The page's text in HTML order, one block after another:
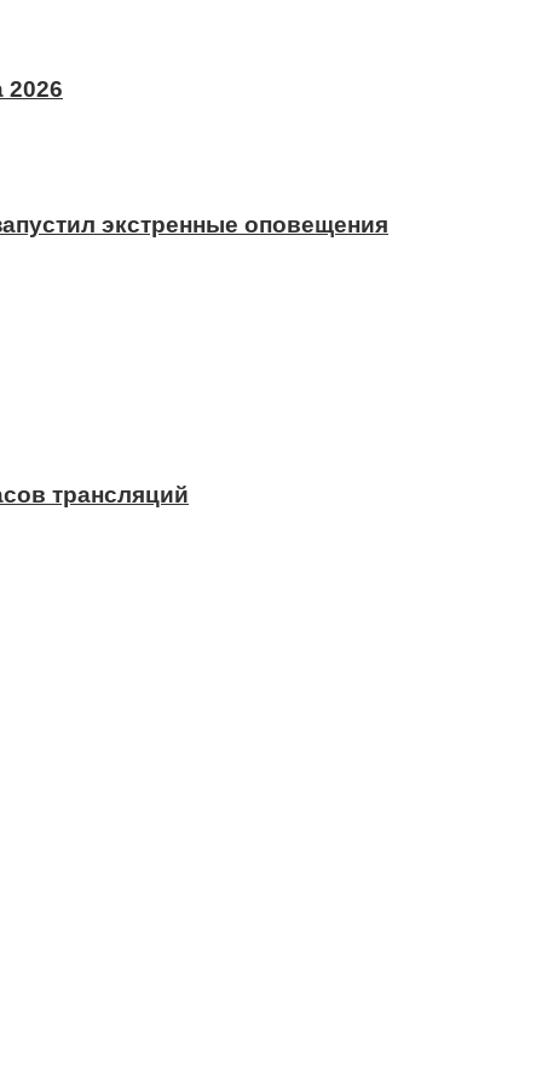
2026
экстренные оповещения
трансляций